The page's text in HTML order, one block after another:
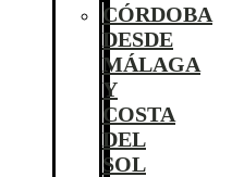
CÓRDOBA
DESDE
MÁLAGA
Y
COSTA
DEL
SOL